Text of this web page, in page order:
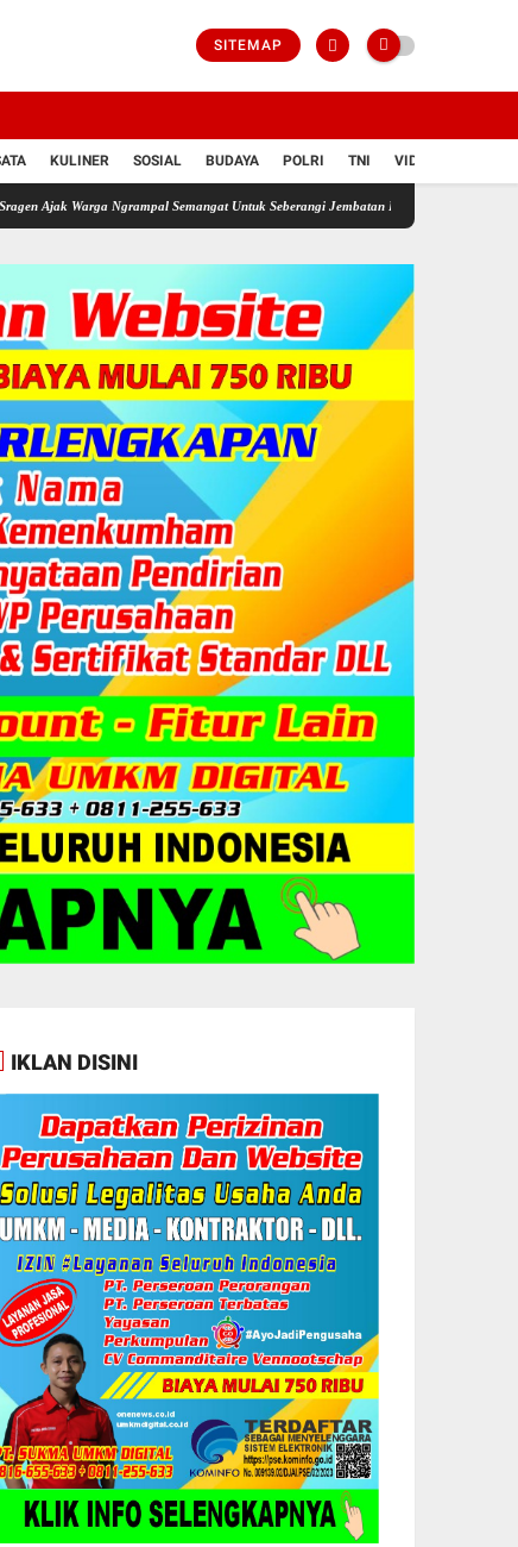
SITEMAP
KULINER SOSIAL BUDAYA POLRI TNI VIDIO
Ngrampal Semangat Untuk Seberangi Jembatan Emas Kemerdekaan
IKLAN DISINI